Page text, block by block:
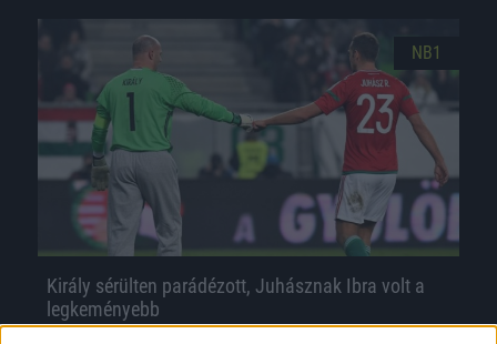
NB1
Király sérülten parádézott, Juhásznak Ibra volt a
legkeményebb